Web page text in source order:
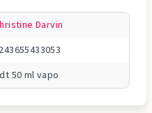
Darvin
50 ml vapo